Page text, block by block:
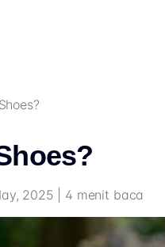
2025 | 4 menit baca